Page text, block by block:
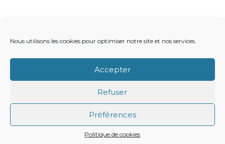
Nous utilisons les cookies pour optimiser notre site et nos services.
Accepter
Refuser
Préférences
Politique de cookies
Principale
RECRUTEMENT
NOTRE ACTUALITÉ
VIE DU CABINET
CONTACT
MENTIONS LÉGALES
CONCEPTION ET RÉALISATION CLASSE 7